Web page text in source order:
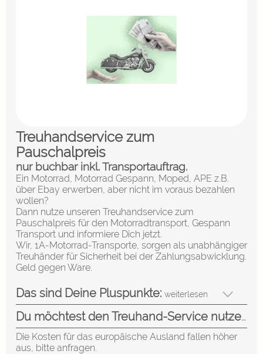
Treuhandservice zum
Pauschalpreis
nur buchbar inkl. Transportauftrag.
Ein Motorrad, Motorrad Gespann, Moped, APE z.B.
über Ebay erwerben, aber nicht im voraus bezahlen
wollen?
Dann nutze unseren Treuhandservice zum
Pauschalpreis für den Motorradtransport, Gespann
Transport und informiere Dich jetzt.
Wir, 1A-Motorrad-Transporte, sorgen als unabhängiger
Treuhänder für Sicherheit bei der Zahlungsabwicklung.
Geld gegen Ware.
Das sind Deine Pluspunkte: weiterlesen
Du möchtest den Treuhand-Service nutzen?
Die Kosten für das europäische Ausland fallen höher
aus, bitte anfragen.